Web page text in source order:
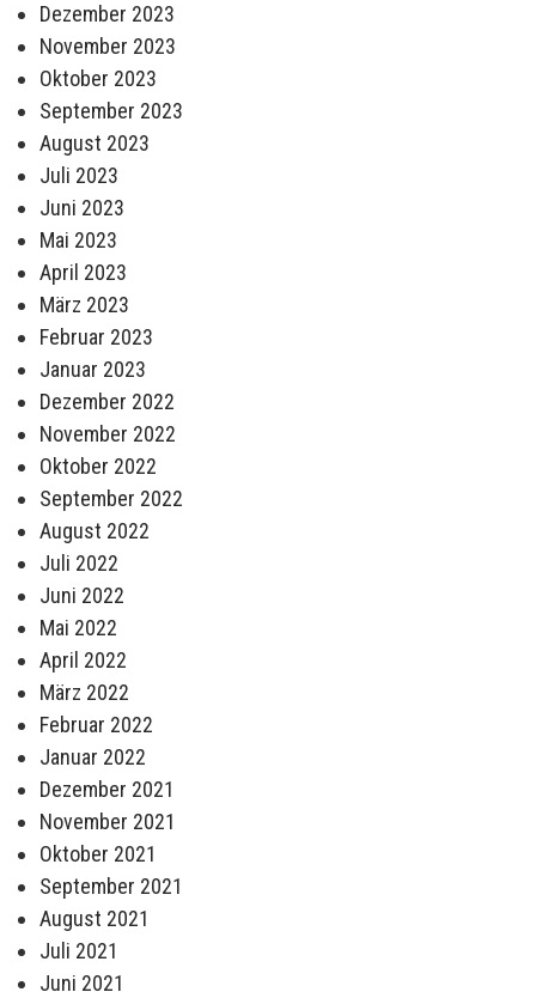
Dezember 2023
November 2023
Oktober 2023
September 2023
August 2023
Juli 2023
Juni 2023
Mai 2023
April 2023
März 2023
Februar 2023
Januar 2023
Dezember 2022
November 2022
Oktober 2022
September 2022
August 2022
Juli 2022
Juni 2022
Mai 2022
April 2022
März 2022
Februar 2022
Januar 2022
Dezember 2021
November 2021
Oktober 2021
September 2021
August 2021
Juli 2021
Juni 2021